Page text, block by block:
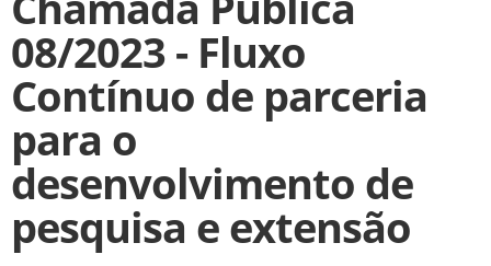
08/2023 - Fluxo
Contínuo de parceria
para o
desenvolvimento de
pesquisa e extensão